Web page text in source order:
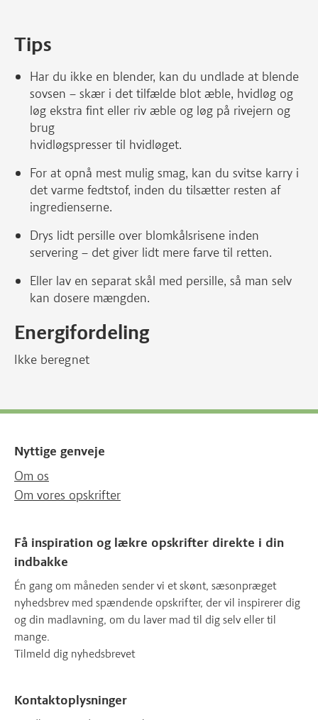
Tips
Har du ikke en blender, kan du undlade at blende
sovsen – skær i det tilfælde blot æble, hvidløg og
løg ekstra fint eller riv æble og løg på rivejern og
brug
hvidløgspresser til hvidløget.
For at opnå mest mulig smag, kan du svitse karry i
det varme fedtstof, inden du tilsætter resten af
ingredienserne.
Drys lidt persille over blomkålsrisene inden
servering – det giver lidt mere farve til retten.
Eller lav en separat skål med persille, så man selv
kan dosere mængden.
Energifordeling
Ikke beregnet
Nyttige genveje
Om os
Om vores opskrifter
Få inspiration og lækre opskrifter direkte i din
indbakke
Én gang om måneden sender vi et skønt, sæsonpræget
nyhedsbrev med spændende opskrifter, der vil inspirerer dig
og din madlavning, om du laver mad til dig selv eller til
mange.
Tilmeld dig nyhedsbrevet
Kontaktoplysninger